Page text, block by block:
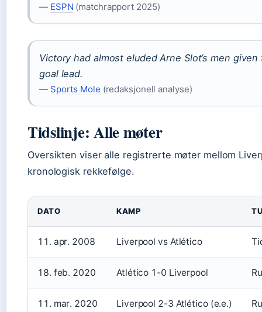
— ESPN (matchrapport 2025)
Victory had almost eluded Arne Slot’s men
goal lead.
— Sports Mole (redaksjonell analyse)
Tidslinje: Alle møter
Oversikten viser alle registrerte møter mellom
kronologisk rekkefølge.
DATO KAMP
11. apr. 2008 Liverpool vs Atlético
18. feb. 2020 Atlético 1-0 Liverpool
11. mar. 2020 Liverpool 2-3 Atlético (e.e.)